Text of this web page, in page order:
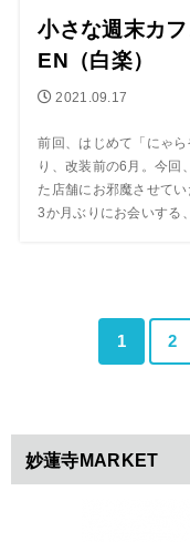
小さな週末カ
EN（白楽）
2021.09.17
前回、はじめて「にゃ
り、改装前の6月。今回
た店舗にお邪魔させて
3か月ぶりにお会いする
1 2
妙蓮寺MARKET